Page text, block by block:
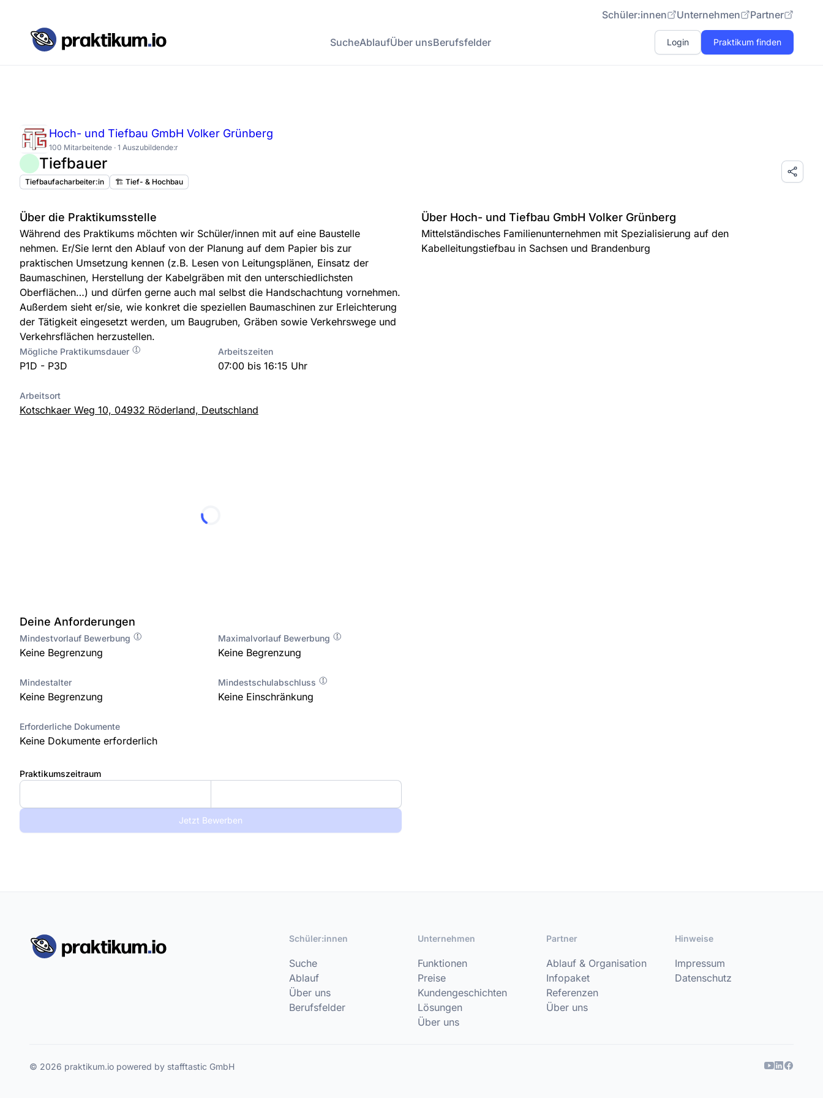
Schüler:innen Unternehmen Partner
SucheAblaufÜber unsBerufsfelder Login Praktikum finden
Hoch- und Tiefbau GmbH Volker Grünberg
100 Mitarbeitende · 1 Auszubildende:r
Tiefbauer
Tiefbaufacharbeiter:in 🏗️ Tief- & Hochbau
Über die Praktikumsstelle
Während des Praktikums möchten wir Schüler/innen mit auf eine Baustelle
nehmen. Er/Sie lernt den Ablauf von der Planung auf dem Papier bis zur
praktischen Umsetzung kennen (z.B. Lesen von Leitungsplänen, Einsatz der
Baumaschinen, Herstellung der Kabelgräben mit den unterschiedlichsten
Oberflächen…) und dürfen gerne auch mal selbst die Handschachtung vornehmen.
Außerdem sieht er/sie, wie konkret die speziellen Baumaschinen zur Erleichterung
der Tätigkeit eingesetzt werden, um Baugruben, Gräben sowie Verkehrswege und
Verkehrsflächen herzustellen.
Mögliche Praktikumsdauer
P1D - P3D
Arbeitszeiten
07:00 bis 16:15 Uhr
Arbeitsort
Kotschkaer Weg 10, 04932 Röderland, Deutschland
Deine Anforderungen
Mindestvorlauf Bewerbung
Keine Begrenzung
Maximalvorlauf Bewerbung
Keine Begrenzung
Mindestalter
Keine Begrenzung
Mindestschulabschluss
Keine Einschränkung
Erforderliche Dokumente
Keine Dokumente erforderlich
Über Hoch- und Tiefbau GmbH Volker Grünberg
Mittelständisches Familienunternehmen mit Spezialisierung auf den
Kabelleitungstiefbau in Sachsen und Brandenburg
Praktikumszeitraum
Jetzt Bewerben
Schüler:innen
Suche
Ablauf
Über uns
Berufsfelder
Unternehmen
Funktionen
Preise
Kundengeschichten
Lösungen
Über uns
Partner
Ablauf & Organisation
Infopaket
Referenzen
Über uns
Hinweise
Impressum
Datenschutz
© 2026 praktikum.io powered by stafftastic GmbH